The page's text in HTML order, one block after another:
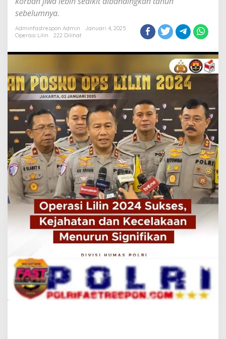
Lilin
Sukses.
sebelumnya.
Adminfastrespon Admin
Januari 4, 2025
Operasi Lilin
222 Dilihat